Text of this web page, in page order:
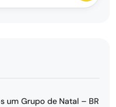
um Grupo de Natal – BR